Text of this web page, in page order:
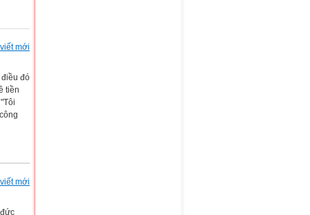
mới
đó
tiền
mới